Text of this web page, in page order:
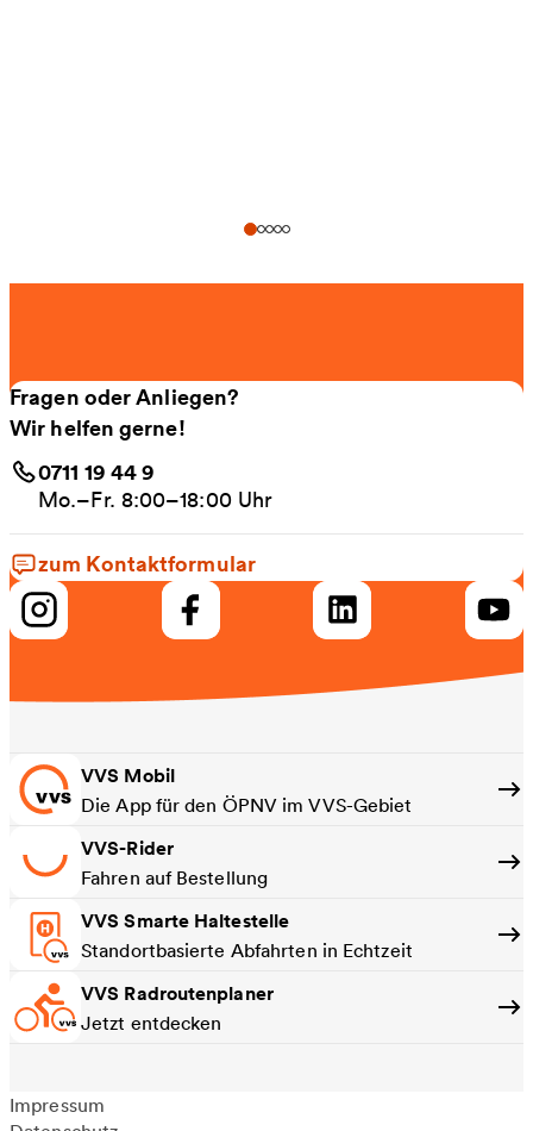
Fragen oder Anliegen?
Wir helfen gerne!
0711 19 44 9
Mo.–Fr. 8:00–18:00 Uhr
zum Kontaktformular
VVS Mobil
Die App für den ÖPNV im VVS-Gebiet
VVS-Rider
Fahren auf Bestellung
VVS Smarte Haltestelle
Standortbasierte Abfahrten in Echtzeit
VVS Radroutenplaner
Jetzt entdecken
Impressum